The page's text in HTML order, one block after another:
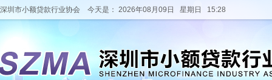
深圳市小额贷款行业协会 今天是： 2026年08月09日 星期日 15:28